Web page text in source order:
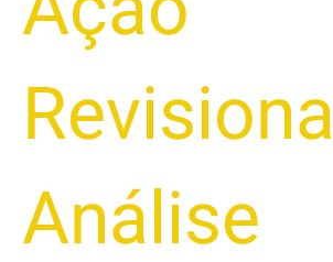
Revisional
Análise